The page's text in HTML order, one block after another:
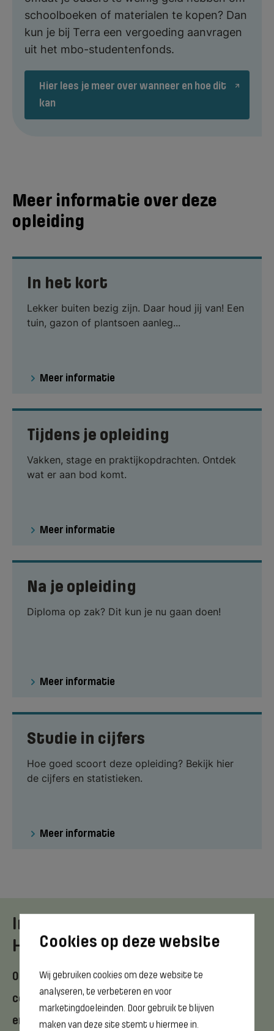
Wij gebruiken cookies om deze website te
analyseren, te verbeteren en voor
marketingdoeleinden. Door gebruik te blijven
maken van deze site stemt u hiermee in.
schoolboeken of materialen te kopen? Dan
kun je bij Terra een vergoeding aanvragen
uit het mbo-studentenfonds.
Hier lees je meer over wanneer en hoe dit
kan
Meer informatie over deze
opleiding
In het kort
Lekker buiten bezig zijn. Daar houd jij van! Een
tuin, gazon of plantsoen aanleg...
Meer informatie
Tijdens je opleiding
Vakken, stage en praktijkopdrachten. Ontdek
wat er aan bod komt.
Meer informatie
Na je opleiding
Diploma op zak? Dit kun je nu gaan doen!
Meer informatie
Studie in cijfers
Hoe goed scoort deze opleiding? Bekijk hier
de cijfers en statistieken.
Meer informatie
Interesse in de opleiding
Hovenier | Medewerker?
Ontdek meer in de brochure of neem
contact met ons op via mail of telefoon
en stel je vragen.